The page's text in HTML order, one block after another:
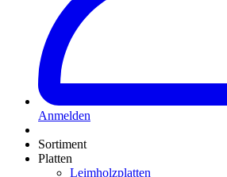
Anmelden
Sortiment
Platten
Leimholzplatten